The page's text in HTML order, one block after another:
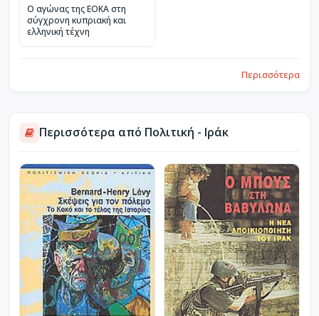
Ο αγώνας της ΕΟΚΑ στη
σύγχρονη κυπριακή και
ελληνική τέχνη
Περισσότερα
Περισσότερα από Πολιτική - Ιράκ